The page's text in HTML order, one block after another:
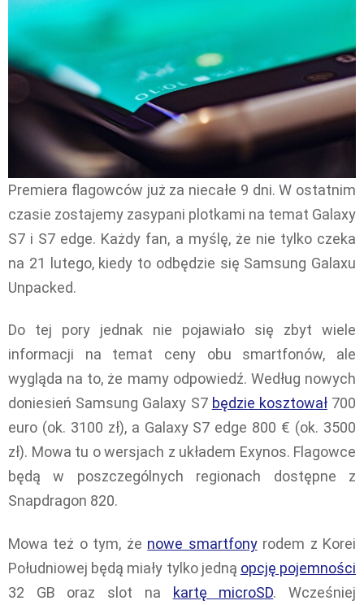
Premiera flagowców już za niecałe 9 dni. W ostatnim
czasie zostajemy zasypani plotkami na temat Galaxy
S7 i S7 edge. Każdy fan, a myślę, że nie tylko czeka
na 21 lutego, kiedy to odbędzie się Samsung Galaxu
Unpacked.
Do tej pory jednak nie pojawiało się zbyt wiele
informacji na temat ceny obu smartfonów, ale
wygląda na to, że mamy odpowiedź. Według nowych
doniesień Samsung Galaxy S7 będzie kosztował700
euro (ok. 3100 zł), a Galaxy S7 edge 800 € (ok. 3500
zł). Mowa tu o wersjach z układem Exynos. Flagowce
będą w poszczególnych regionach dostępne z
Snapdragon 820.
Mowa też o tym, że nowe smartfonyrodem z Korei
Południowej będą miały tylko jedną opcję pojemności
32 GB oraz slot na kartę microSD. Wcześniej